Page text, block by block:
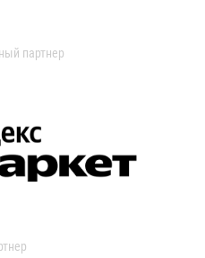
партнер